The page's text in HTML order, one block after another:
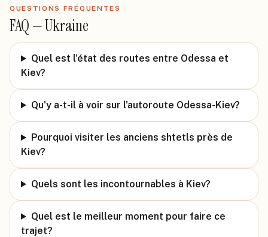
QUESTIONS FRÉQUENTES
FAQ —Ukraine
Quel est l'état des routes entre Odessa et
Kiev?
Qu'y a-t-il à voir sur l'autoroute Odessa-Kiev?
Pourquoi visiter les anciens shtetls près de
Kiev?
Quels sont les incontournables à Kiev?
Quel est le meilleur moment pour faire ce
trajet?